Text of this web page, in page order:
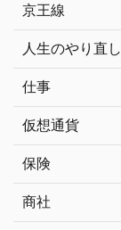
京王線
人生のやり直し
仕事
仮想通貨
保険
商社